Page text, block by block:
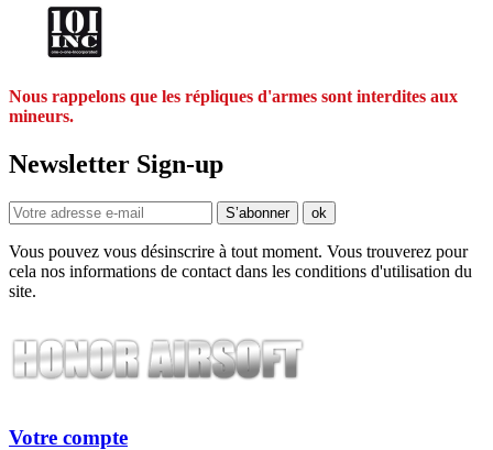
Nous rappelons que les répliques d'armes sont interdites aux
mineurs.
Newsletter Sign-up
Vous pouvez vous désinscrire à tout moment. Vous trouverez pour
cela nos informations de contact dans les conditions d'utilisation du
site.
Votre compte